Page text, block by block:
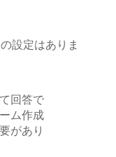
設定はありま
回答で
ム作成
があり